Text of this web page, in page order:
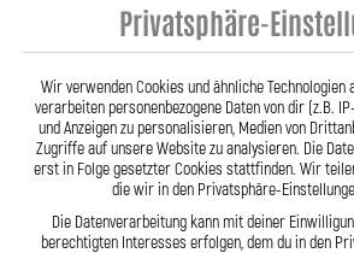
Kontakt
Mo-Do:
09.00-16:30 Uhr
09.00-13.00 Uhr
info@kfz-leitungen.de
Privatsphäre-
Wir verwenden Cookies und ähnliche Technologien
verarbeiten personenbezogene Daten von dir (z.B.
und Anzeigen zu personalisieren, Medien von
Zugriffe auf unsere Website zu analysieren. Die
erst in Folge gesetzter Cookies stattfinden. Wir
die wir in den Privatsphäre-
Die Datenverarbeitung kann mit deiner
berechtigten Interesses erfolgen, dem du in den